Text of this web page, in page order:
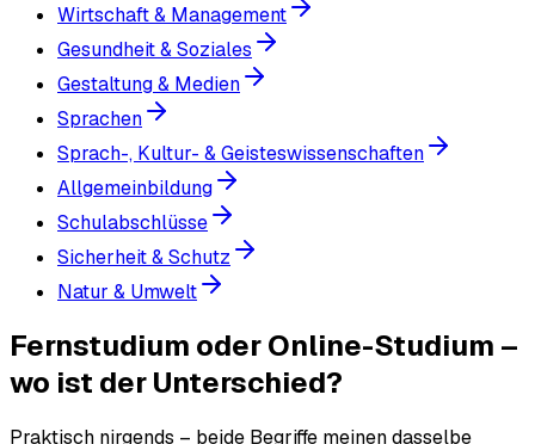
Wirtschaft & Management
Gesundheit & Soziales
Gestaltung & Medien
Sprachen
Sprach-, Kultur- & Geisteswissenschaften
Allgemeinbildung
Schulabschlüsse
Sicherheit & Schutz
Natur & Umwelt
Fernstudium oder Online-Studium –
wo ist der Unterschied?
Praktisch nirgends – beide Begriffe meinen dasselbe